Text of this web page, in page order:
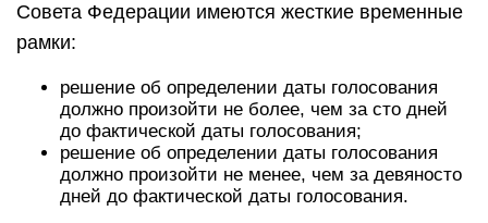
Совета Федерации имеются жесткие временные
рамки:
решение об определении даты голосования
должно произойти не более, чем за сто дней
до фактической даты голосования;
решение об определении даты голосования
должно произойти не менее, чем за девяносто
дней до фактической даты голосования.